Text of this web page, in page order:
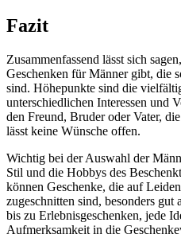
Fazit
Zusammenfassend lässt sich
Geschenken für Männer gibt, die
sind. Höhepunkte sind die
unterschiedlichen Interessen und
den Freund, Bruder oder Vater,
lässt keine Wünsche offen.
Wichtig bei der Auswahl der
Stil und die Hobbys des
können Geschenke, die auf
zugeschnitten sind, besonders gut
bis zu Erlebnisgeschenken, jede
Aufmerksamkeit in die